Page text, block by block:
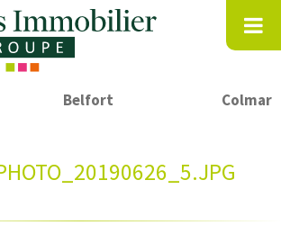
Belfort Colmar